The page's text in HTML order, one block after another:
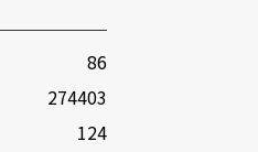
86
274403
124